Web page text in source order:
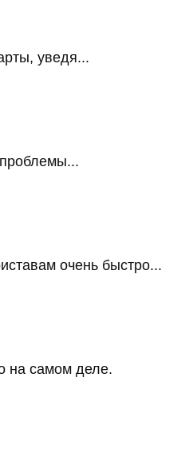
уведя...
очень быстро...
на самом деле.